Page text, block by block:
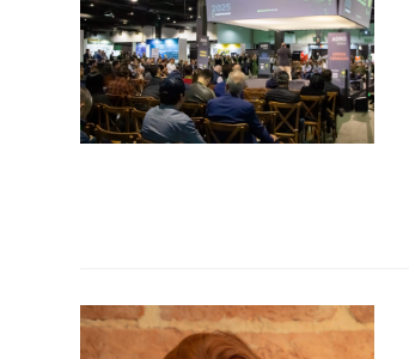
Agricultura
Precisão
Automação